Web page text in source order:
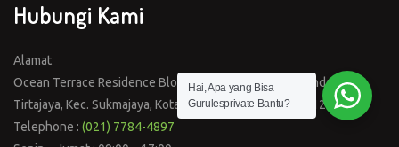
Hubungi Kami
Alamat
Ocean Terrace Residence Blok E1 No.1 Jalan Tole Iskandar,
Tirtajaya, Kec. Sukmajaya, Kota Depok, Jawa Barat, 16412
Telephone : (021) 7784-4897
Hai, Apa yang Bisa
Gurulesprivate Bantu?